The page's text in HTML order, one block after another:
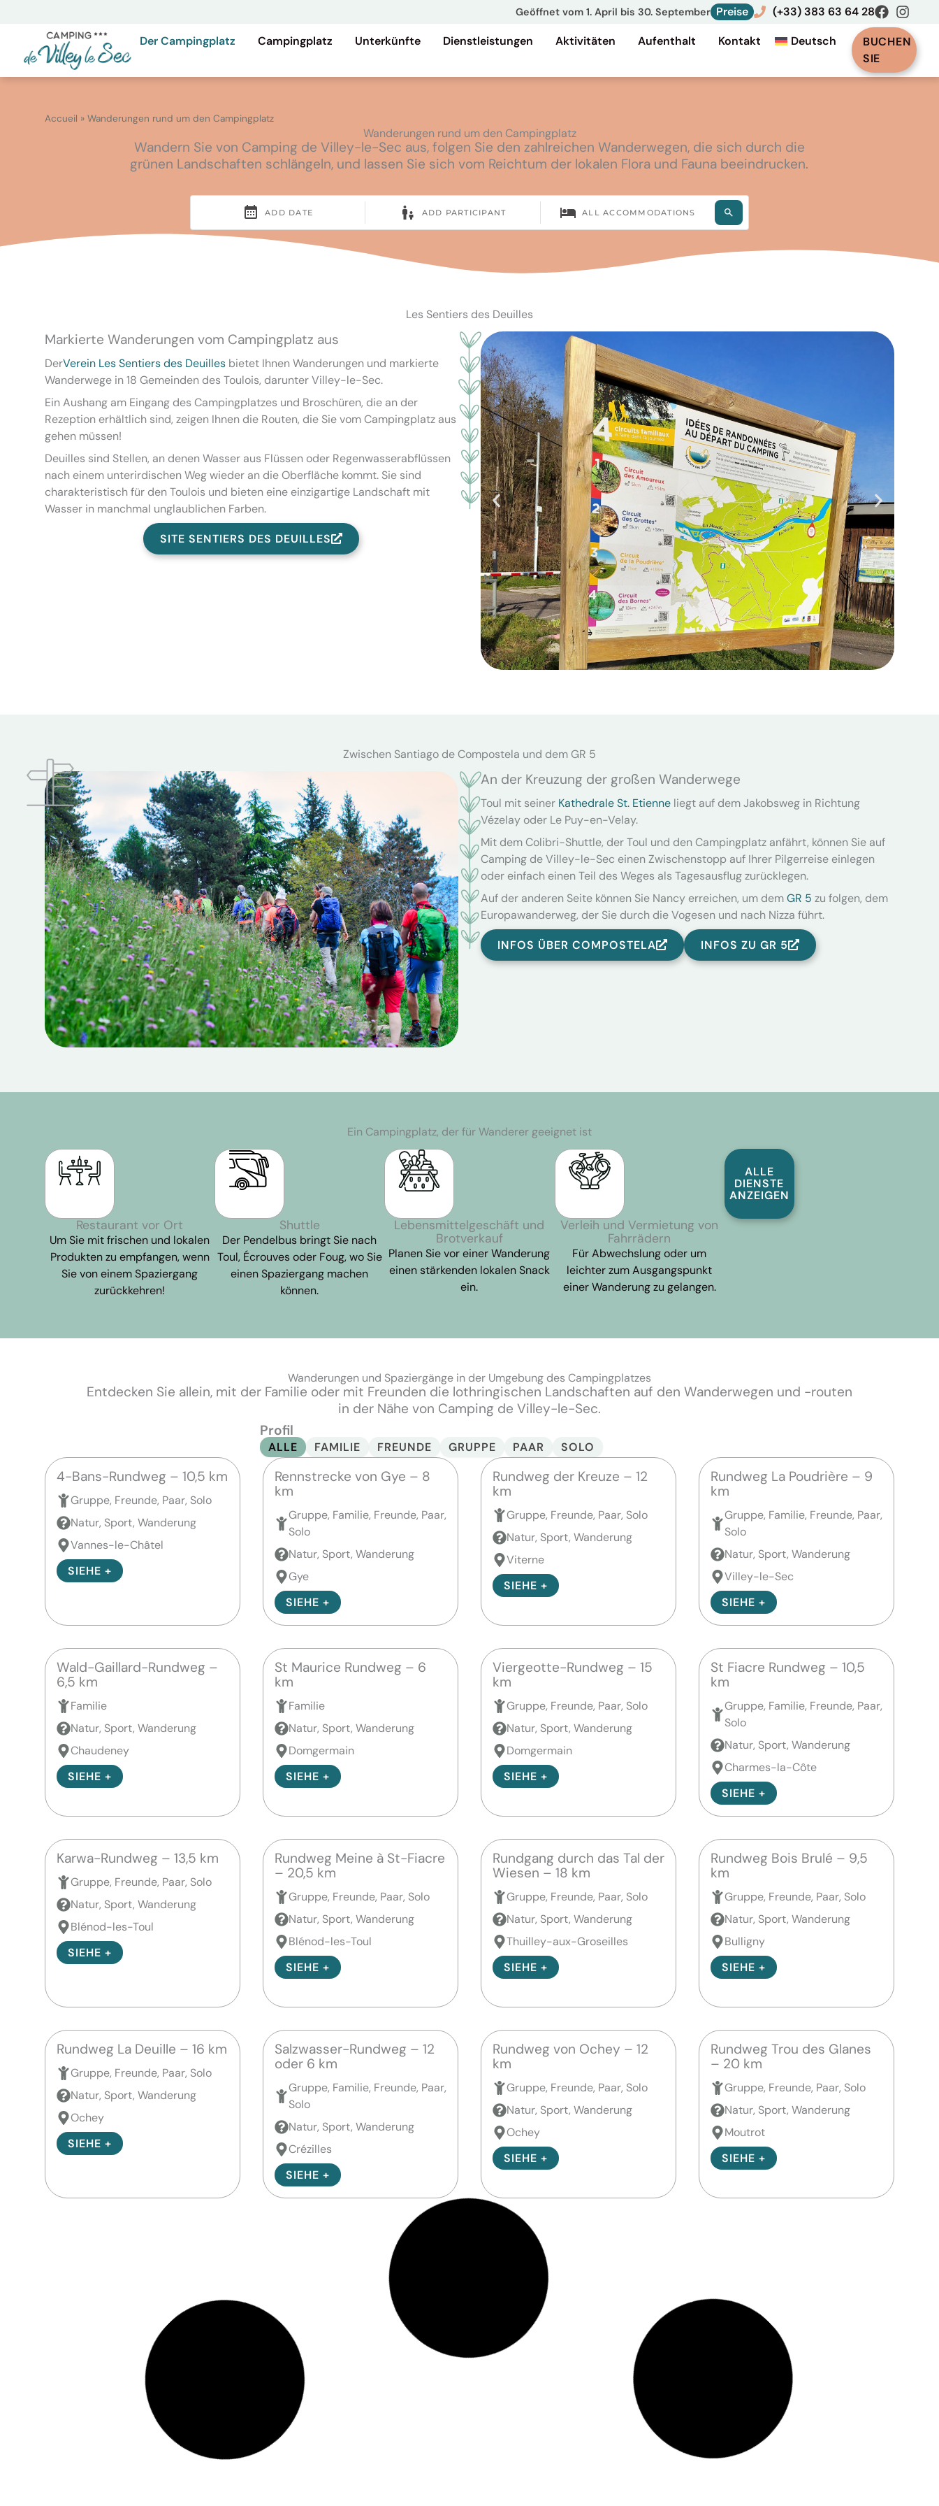
Geöffnet vom 1. April bis 30. September Preise (+33) 383 63 64 28
Der Campingplatz Campingplatz Unterkünfte Dienstleistungen Aktivitäten Aufenthalt Kontakt Deutsch
BUCHEN
SIE
Accueil » Wanderungen rund um den Campingplatz
Wanderungen rund um den Campingplatz
Wandern Sie von Camping de Villey-le-Sec aus, folgen Sie den zahlreichen Wanderwegen, die sich durch die
grünen Landschaften schlängeln, und lassen Sie sich vom Reichtum der lokalen Flora und Fauna beeindrucken.
Les Sentiers des Deuilles
Markierte Wanderungen vom Campingplatz aus
DerVerein Les Sentiers des Deuilles bietet Ihnen Wanderungen und markierte
Wanderwege in 18 Gemeinden des Toulois, darunter Villey-le-Sec.
Ein Aushang am Eingang des Campingplatzes und Broschüren, die an der
Rezeption erhältlich sind, zeigen Ihnen die Routen, die Sie vom Campingplatz aus
gehen müssen!
Deuilles sind Stellen, an denen Wasser aus Flüssen oder Regenwasserabflüssen
nach einem unterirdischen Weg wieder an die Oberfläche kommt. Sie sind
charakteristisch für den Toulois und bieten eine einzigartige Landschaft mit
Wasser in manchmal unglaublichen Farben.
SITE SENTIERS DES DEUILLES
Zwischen Santiago de Compostela und dem GR 5
An der Kreuzung der großen Wanderwege
Toul mit seiner Kathedrale St. Etienne liegt auf dem Jakobsweg in Richtung
Vézelay oder Le Puy-en-Velay.
Mit dem Colibri-Shuttle, der Toul und den Campingplatz anfährt, können Sie auf
Camping de Villey-le-Sec einen Zwischenstopp auf Ihrer Pilgerreise einlegen
oder einfach einen Teil des Weges als Tagesausflug zurücklegen.
Auf der anderen Seite können Sie Nancy erreichen, um demGR 5 zu folgen, dem
Europawanderweg, der Sie durch die Vogesen und nach Nizza führt.
INFOS ÜBER COMPOSTELA INFOS ZU GR 5
Ein Campingplatz, der für Wanderer geeignet ist
Restaurant vor Ort
Um Sie mit frischen und lokalen
Produkten zu empfangen, wenn
Sie von einem Spaziergang
zurückkehren!
Shuttle
Der Pendelbus bringt Sie nach
Toul, Écrouves oder Foug, wo Sie
einen Spaziergang machen
können.
Lebensmittelgeschäft und
Brotverkauf
Planen Sie vor einer Wanderung
einen stärkenden lokalen Snack
ein.
Verleih und Vermietung von
Fahrrädern
Für Abwechslung oder um
leichter zum Ausgangspunkt
einer Wanderung zu gelangen.
ALLE
DIENSTE
ANZEIGEN
Wanderungen und Spaziergänge in der Umgebung des Campingplatzes
Entdecken Sie allein, mit der Familie oder mit Freunden die lothringischen Landschaften auf den Wanderwegen und -routen
in der Nähe von Camping de Villey-le-Sec.
Profil
FAMILIE FREUNDE GRUPPE PAAR SOLO
ALLE
4-Bans-Rundweg – 10,5 km
Gruppe, Freunde, Paar, Solo
Natur, Sport, Wanderung
Vannes-le-Châtel
SIEHE +
Rennstrecke von Gye – 8
km
Gruppe, Familie, Freunde, Paar,
Solo
Natur, Sport, Wanderung
Gye
SIEHE +
Rundweg der Kreuze – 12
km
Gruppe, Freunde, Paar, Solo
Natur, Sport, Wanderung
Viterne
SIEHE +
Rundweg La Poudrière – 9
km
Gruppe, Familie, Freunde, Paar,
Solo
Natur, Sport, Wanderung
Villey-le-Sec
SIEHE +
Wald-Gaillard-Rundweg –
6,5 km
Familie
Natur, Sport, Wanderung
Chaudeney
SIEHE +
St Maurice Rundweg – 6
km
Familie
Natur, Sport, Wanderung
Domgermain
SIEHE +
Viergeotte-Rundweg – 15
km
Gruppe, Freunde, Paar, Solo
Natur, Sport, Wanderung
Domgermain
SIEHE +
St Fiacre Rundweg – 10,5
km
Gruppe, Familie, Freunde, Paar,
Solo
Natur, Sport, Wanderung
Charmes-la-Côte
SIEHE +
Karwa-Rundweg – 13,5 km
Gruppe, Freunde, Paar, Solo
Natur, Sport, Wanderung
Blénod-les-Toul
SIEHE +
Rundweg Meine à St-Fiacre
– 20,5 km
Gruppe, Freunde, Paar, Solo
Natur, Sport, Wanderung
Blénod-les-Toul
SIEHE +
Rundgang durch das Tal der
Wiesen – 18 km
Gruppe, Freunde, Paar, Solo
Natur, Sport, Wanderung
Thuilley-aux-Groseilles
SIEHE +
Rundweg Bois Brulé – 9,5
km
Gruppe, Freunde, Paar, Solo
Natur, Sport, Wanderung
Bulligny
SIEHE +
Rundweg La Deuille – 16 km
Gruppe, Freunde, Paar, Solo
Natur, Sport, Wanderung
Ochey
SIEHE +
Salzwasser-Rundweg – 12
oder 6 km
Gruppe, Familie, Freunde, Paar,
Solo
Natur, Sport, Wanderung
Crézilles
SIEHE +
Rundweg von Ochey – 12
km
Gruppe, Freunde, Paar, Solo
Natur, Sport, Wanderung
Ochey
SIEHE +
Rundweg Trou des Glanes
– 20 km
Gruppe, Freunde, Paar, Solo
Natur, Sport, Wanderung
Moutrot
SIEHE +